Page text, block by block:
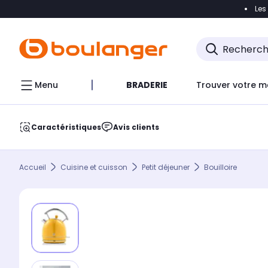
Accéder
Menu BRADERIE Trouver votre
Caractéristiques Avis clients
Accueil Cuisine et cuisson Petit déjeuner Bouilloire